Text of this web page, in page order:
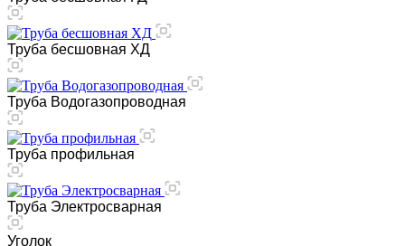
Труба бесшовная ХД
Труба Водогазопроводная
Труба профильная
Труба Электросварная
Уголок